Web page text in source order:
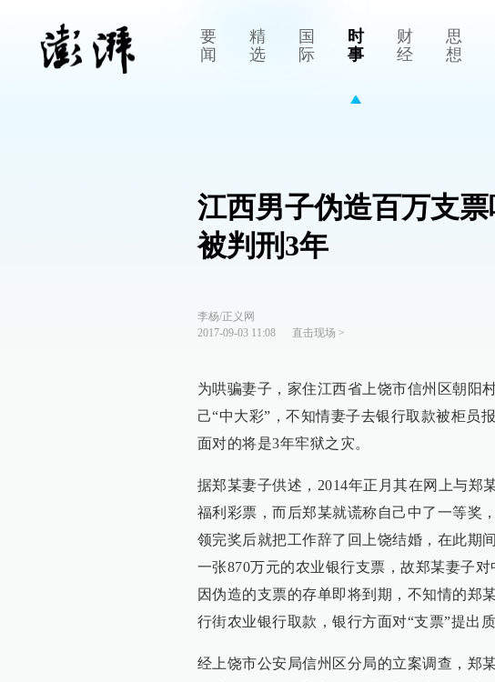
要
闻
精
选
国
际
时
事
财
经
思
想
江西男子伪造百万支票
被判刑3年
李杨/正义网
2017-09-03 11:08
直击现场 >
为哄骗妻子，家住江西省上饶市信州区朝阳
己“中大彩”，不知情妻子去银行取款被柜员
面对的将是3年牢狱之灾。
据郑某妻子供述，2014年正月其在网上与郑
福利彩票，而后郑某就谎称自己中了一等奖
领完奖后就把工作辞了回上饶结婚，在此期
一张870万元的农业银行支票，故郑某妻子
因伪造的支票的存单即将到期，不知情的郑
行街农业银行取款，银行方面对“支票”提出
经上饶市公安局信州区分局的立案调查，郑